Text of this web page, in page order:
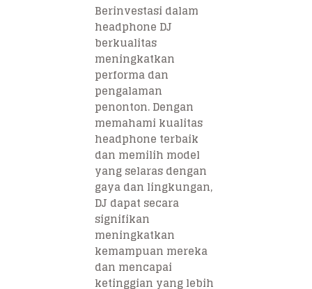
Berinvestasi dalam
headphone DJ
berkualitas
meningkatkan
performa dan
pengalaman
penonton. Dengan
memahami kualitas
headphone terbaik
dan memilih model
yang selaras dengan
gaya dan lingkungan,
DJ dapat secara
signifikan
meningkatkan
kemampuan mereka
dan mencapai
ketinggian yang lebih